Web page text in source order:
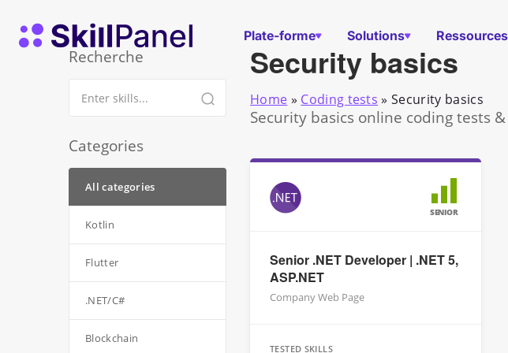
Page d'accueil de SkillPanel
Plate-forme Solutions Ressources
Security basics
Home » Coding tests » Security basics
Security basics online coding tests
SENIOR
Senior .NET Developer | .NET 5,
ASP.NET
Company Web Page
TESTED SKILLS
Recherche
Categories
All categories
Kotlin
Flutter
.NET/C#
Blockchain